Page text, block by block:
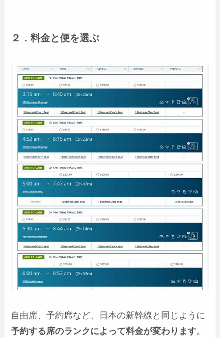
２．料金と便を選ぶ
自由席、予約席など、日本の新幹線と同じように
予約する席のランクによって料金が変わります。